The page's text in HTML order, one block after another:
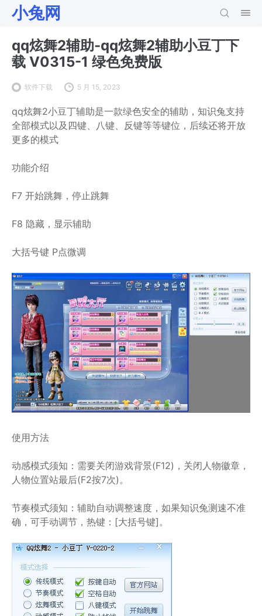
小兔网
qq炫舞2辅助-qq炫舞2辅助小豆丁下
载 V0315-1 绿色免费版
软件下载 5 月 15, 2023
qq炫舞2小豆丁辅助是一款绿色安全的辅助，知识兔支持
全部模式以及四键、八键、反键等等键位，后续还将开放
更多的模式
功能介绍
F7 开始跳舞，停止跳舞
F8 隐藏，显示辅助
大括号键 P点微调
使用方法
动感模式须知：需要关闭游戏背景(F12)，关闭人物徽章，
人物位置站最后(F2按7次)。
节奏模式须知：辅助自动调整速度，如果知识兔测速不准
确，可手动调节，热键：[大括号键]。